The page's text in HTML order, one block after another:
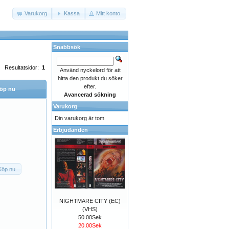
Varukorg Kassa Mitt konto
Resultatsidor: 1
nu
nu
Snabbsök
Använd nyckelord för att
hitta den produkt du söker
efter.
Avancerad sökning
Varukorg
Din varukorg är tom
Erbjudanden
NIGHTMARE CITY (EC)
(VHS)
50.00Sek
20.00Sek